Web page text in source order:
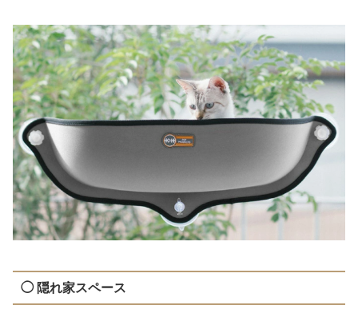
◯ 隠れ家スペース